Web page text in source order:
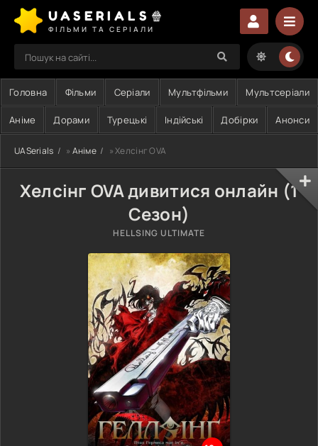
UASERIALS🍿
ФІЛЬМИ ТА СЕРІАЛИ
Головна Фільми Серіали Мультфільми Мультсеріали
Аніме Дорами Турецькі Індійські Добірки Анонси
UASerials » Аніме » Хелсінг OVA
Хелсінг OVA дивитися онлайн (1
Сезон)
HELLSING ULTIMATE